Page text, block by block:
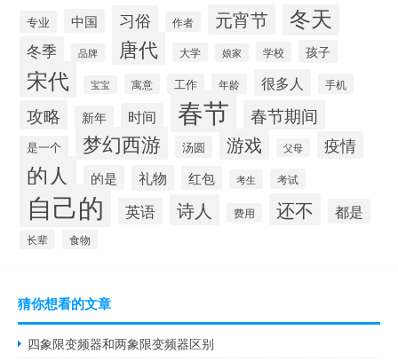
专业 中国 习俗 作者 元宵节 冬天
冬季 品牌 唐代 大学 娘家 学校 孩子
宋代 宝宝 寓意 工作 年龄 很多人 手机
攻略 新年 时间 春节 春节期间
是一个 梦幻西游 汤圆 游戏 父母 疫情
的人 的是 礼物 红包 考生 考试
自己的 英语 诗人 费用 还不 都是
长辈 食物
猜你想看的文章
四象限变频器和两象限变频器区别